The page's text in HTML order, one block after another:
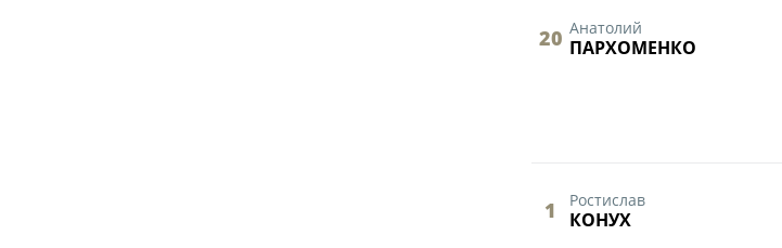
20 Анатолий
ПАРХОМЕНКО
1 Ростислав
КОНУХ